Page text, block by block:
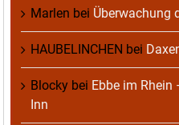
Marlen bei Überwachung
HAUBELINCHEN bei
Blocky bei Ebbe im Rhein
Inn